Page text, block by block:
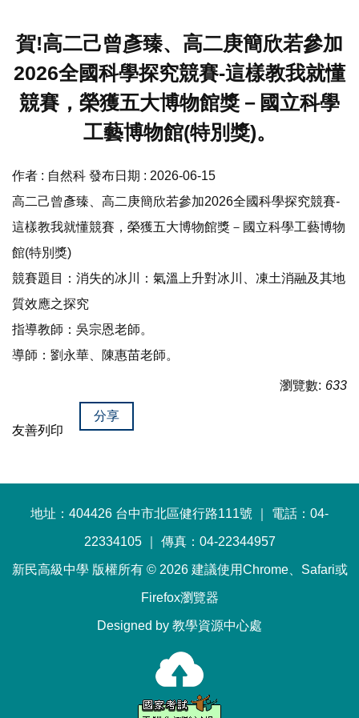
賀!高二己曾彥臻、高二庚簡欣若參加
2026全國科學探究競賽-這樣教我就懂
競賽，榮獲五大博物館獎－國立科學
工藝博物館(特別獎)。
作者 : 自然科 發布日期 : 2026-06-15
高二己曾彥臻、高二庚簡欣若參加2026全國科學探究競賽-
這樣教我就懂競賽，榮獲五大博物館獎－國立科學工藝博物
館(特別獎)
競賽題目：消失的冰川：氣溫上升對冰川、凍土消融及其地
質效應之探究
指導教師：吳宗恩老師。
導師：劉永華、陳惠苗老師。
瀏覽數: 633
友善列印
分享
地址：404426 台中市北區健行路111號 ｜ 電話：04-
22334105 ｜ 傳真：04-22344957
新民高級中學 版權所有 © 2026 建議使用Chrome、Safari或
Firefox瀏覽器
Designed by 教學資源中心處